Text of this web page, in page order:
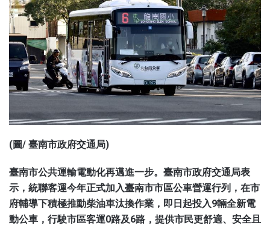
(圖/ 臺南市政府交通局)
臺南市公共運輸電動化再邁進一步。臺南市政府交通局表
示，統聯客運今年正式加入臺南市市區公車營運行列，在市
府輔導下積極推動柴油車汰換作業，即日起投入9輛全新電
動公車，行駛市區客運0路及6路，提供市民更舒適、安全且